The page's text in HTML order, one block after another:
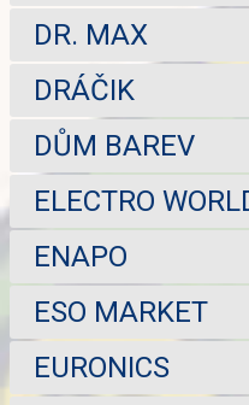
DR. MAX
DRÁČIK
DŮM BAREV
ELECTRO
ENAPO
ESO MARKET
EURONICS